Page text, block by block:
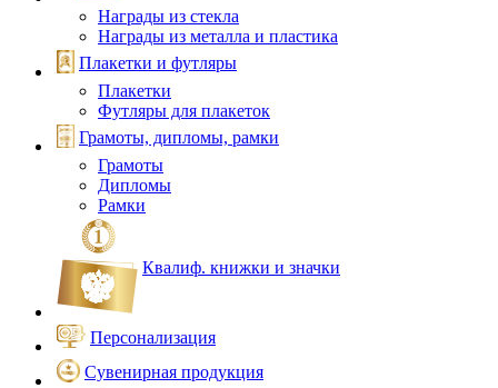
Награды из стекла
Награды из металла и пластика
Плакетки и футляры
Плакетки
Футляры для плакеток
Грамоты, дипломы, рамки
Грамоты
Дипломы
Рамки
Квалиф. книжки и значки
Персонализация
Сувенирная продукция